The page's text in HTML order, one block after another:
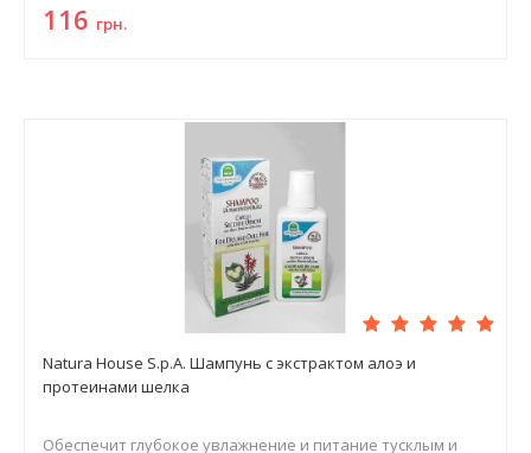
116 грн.
Natura House S.p.A. Шампунь с экстрактом алоэ и
протеинами шелка
Обеспечит глубокое увлажнение и питание тусклым и